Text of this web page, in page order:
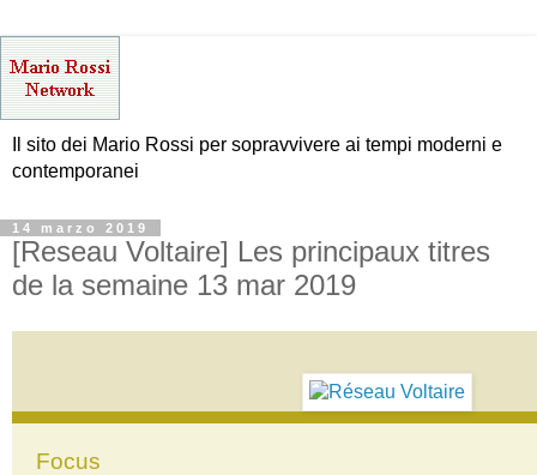
Il sito dei Mario Rossi per sopravvivere ai tempi moderni e
contemporanei
14 marzo 2019
[Reseau Voltaire] Les principaux titres
de la semaine 13 mar 2019
Focus